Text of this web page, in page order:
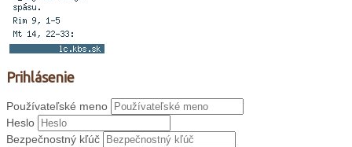
Prihlásenie
Používateľské meno
Heslo
Bezpečnostný kľúč